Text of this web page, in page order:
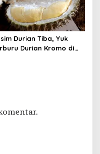
Durian Tiba, Yuk
Durian Kromo di